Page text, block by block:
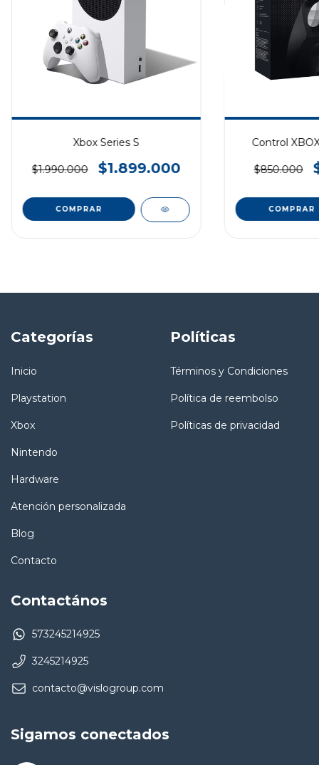
Xbox Series S
$1.990.000 $1.899.000
COMPRAR
Control
$850.000
Categorías
Inicio
Playstation
Xbox
Nintendo
Hardware
Atención personalizada
Blog
Contacto
Políticas
Términos y Condiciones
Política de reembolso
Políticas de privacidad
Contactános
573245214925
3245214925
contacto@vislogroup.com
Sigamos conectados